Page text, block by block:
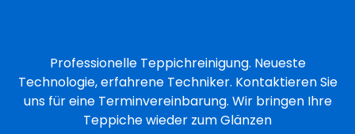
Professionelle Teppichreinigung. Neueste
Technologie, erfahrene Techniker. Kontaktieren Sie
uns für eine Terminvereinbarung. Wir bringen Ihre
Teppiche wieder zum Glänzen